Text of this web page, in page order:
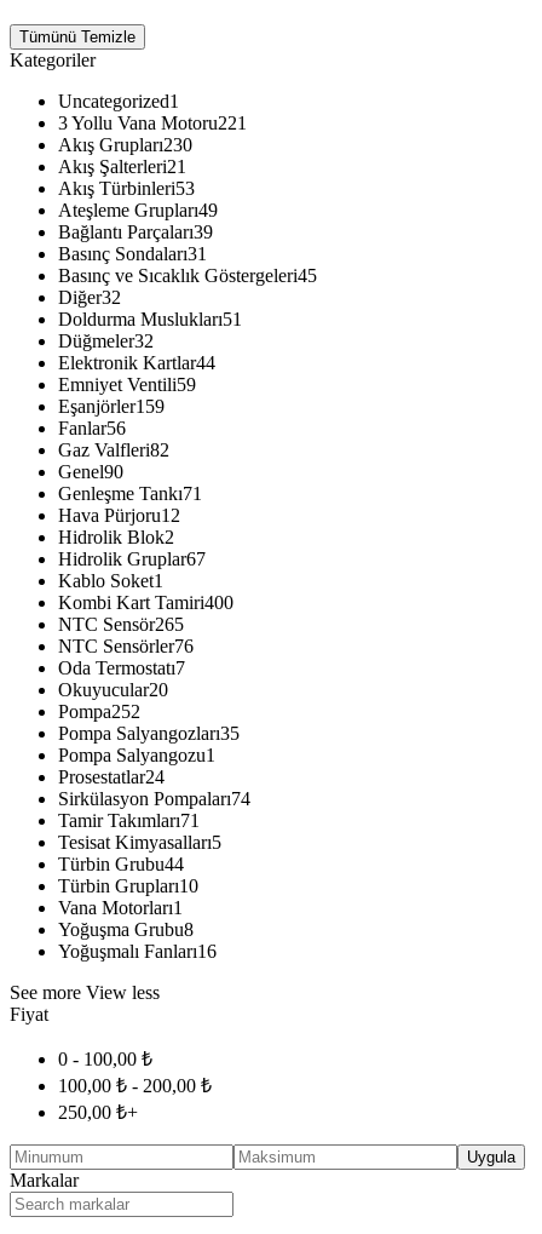
Tümünü Temizle
Kategoriler
Uncategorized1
3 Yollu Vana Motoru221
Akış Grupları230
Akış Şalterleri21
Akış Türbinleri53
Ateşleme Grupları49
Bağlantı Parçaları39
Basınç Sondaları31
Basınç ve Sıcaklık Göstergeleri45
Diğer32
Doldurma Muslukları51
Düğmeler32
Elektronik Kartlar44
Emniyet Ventili59
Eşanjörler159
Fanlar56
Gaz Valfleri82
Genel90
Genleşme Tankı71
Hava Pürjoru12
Hidrolik Blok2
Hidrolik Gruplar67
Kablo Soket1
Kombi Kart Tamiri400
NTC Sensör265
NTC Sensörler76
Oda Termostatı7
Okuyucular20
Pompa252
Pompa Salyangozları35
Pompa Salyangozu1
Prosestatlar24
Sirkülasyon Pompaları74
Tamir Takımları71
Tesisat Kimyasalları5
Türbin Grubu44
Türbin Grupları10
Vana Motorları1
Yoğuşma Grubu8
Yoğuşmalı Fanları16
See more View less
Fiyat
0 - 100,00 ₺
100,00 ₺ - 200,00 ₺
250,00 ₺+
Uygula
Markalar